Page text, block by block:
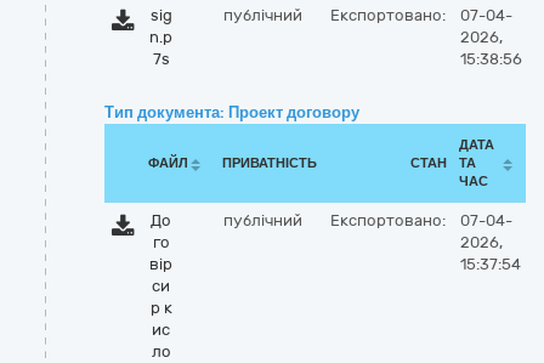
sig
n.p
7s
публічний Експортовано:
07-04-
2026,
15:38:56
Тип документа: Проект договору
ФАЙЛ ПРИВАТНІСТЬ СТАН
ДАТА
ТА
ЧАС
До
го
вір
си
р к
ис
ло
публічний Експортовано:
07-04-
2026,
15:37:54